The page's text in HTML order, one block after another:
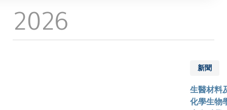
連
結
2026
新聞
生醫材料
化學生物